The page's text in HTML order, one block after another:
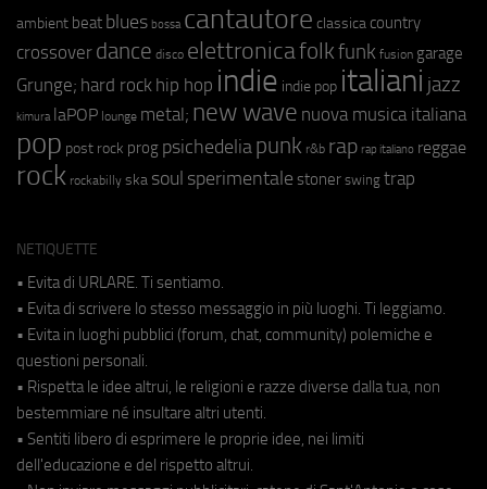
ambient beat blues bossa cantautore classica country
crossover dance disco elettronicafolkfunk fusion garage
Grunge; hard rock hip hop indie indie pop italiani jazz
kimura laPOP lounge metal; new wave nuova musica italiana
pop post rock prog psichedeliapunk r&b rap rap italiano reggae
rock rockabilly ska soul sperimentale stoner swing trap
NETIQUETTE
• Evita di URLARE. Ti sentiamo.
• Evita di scrivere lo stesso messaggio in più luoghi. Ti leggiamo.
• Evita in luoghi pubblici (forum, chat, community) polemiche e
questioni personali.
• Rispetta le idee altrui, le religioni e razze diverse dalla tua, non
bestemmiare né insultare altri utenti.
• Sentiti libero di esprimere le proprie idee, nei limiti
dell'educazione e del rispetto altrui.